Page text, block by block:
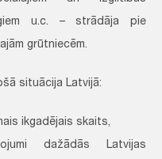
u.c. – strādāja pie
grūtniecēm.
situācija Latvijā:
ikgadējais skaits,
dažādās Latvijas